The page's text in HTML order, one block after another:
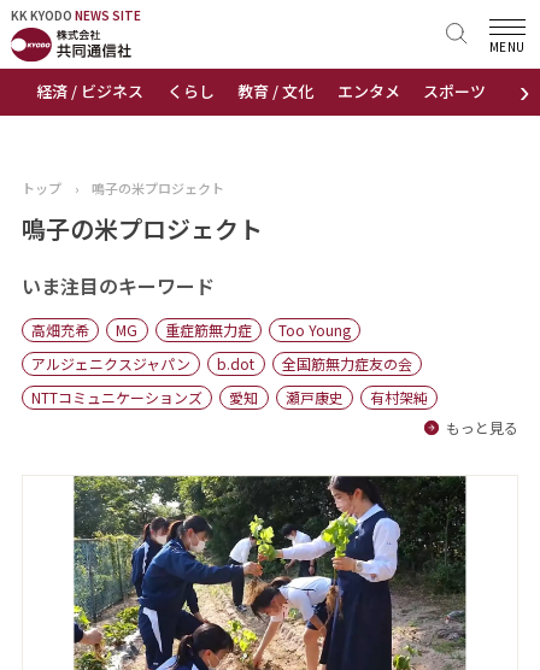
KK KYODO NEWS SITE
›
経済 / ビジネス くらし 教育 / 文化 エンタメ スポーツ 地域
MENU
KK KYODONEWS SITE
トップページ
ニュース
おすすめコンテンツ
出版物
会社概要
トップ › 鳴子の米プロジェクト
鳴子の米プロジェクト
いま注目のキーワード
高畑充希 MG 重症筋無力症
Too Young
アルジェニクスジャパン
b.dot
全国筋無力症友の会
NTTコミュニケーションズ
愛知 瀬戸康史
有村架純
もっと見る